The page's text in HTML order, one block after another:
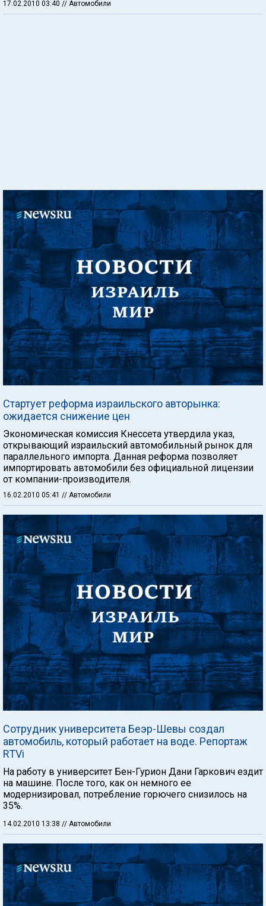
17.02.2010 03:40 // Автомобили
Стартует реформа израильского авторынка:
ожидается снижение цен
Экономическая комиссия Кнессета утвердила указ,
открывающий израильский автомобильный рынок для
параллельного импорта. Данная реформа позволяет
импортировать автомобили без официальной лицензии
от компании-производителя.
16.02.2010 05:41 // Автомобили
Сотрудник университета Беэр-Шевы создал
автомобиль, который работает на воде. Репортаж
RTVi
На работу в университет Бен-Гурион Дани Гаркович ездит
на машине. После того, как он немного ее
модернизировал, потребление горючего снизилось на
35%.
14.02.2010 13:38 // Автомобили